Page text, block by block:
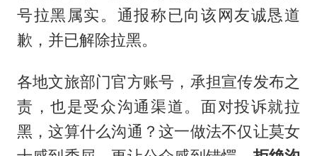
号拉黑属实。通报称已向该网友诚恳道
歉，并已解除拉黑。
各地文旅部门官方账号，承担宣传发布之
责，也是受众沟通渠道。面对投诉就拉
黑，这算什么沟通？这一做法不仅让莫女